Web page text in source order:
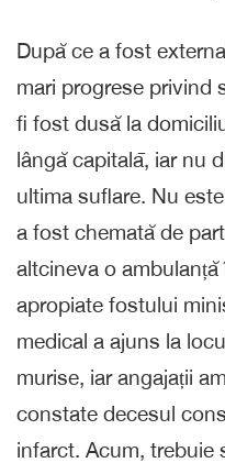
După ce a fost
mari progrese privind
fi fost dusă la
lângă capitalā, iar nu
ultima suflare. Nu
a fost chemată de
altcineva o
apropiate fostului
medical a ajuns la
murise, iar angajații
constate decesul
infarct. Acum, trebuie